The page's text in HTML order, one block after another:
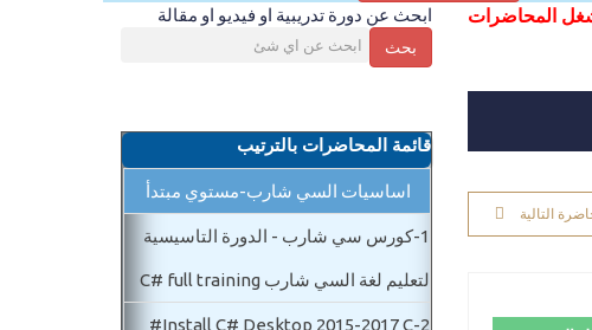
المحاضرات
التالية
ابحث عن دورة تدريبية او فيديو او مقالة
بحث
قائمة المحاضرات بالترتيب
اساسيات السي شارب-مستوي مبتدأ
1- كورس سي شارب - الدورة التاسيسية
لتعليم لغة السي شارب C# full training
2-
Install C# Desktop 2015-2017 C#